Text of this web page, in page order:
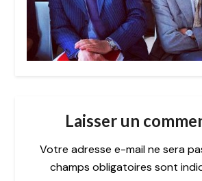
Laisser un
Votre adresse e-mail ne sera
champs obligatoires sont